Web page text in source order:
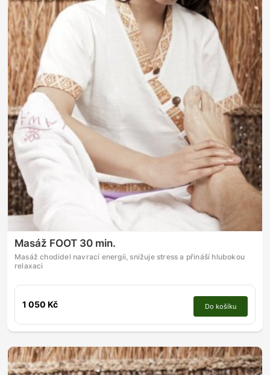
Masáž FOOT 30 min.
Masáž chodidel navrací energii, snižuje stress a přináší hlubokou
relaxaci
1 050 Kč Do košíku